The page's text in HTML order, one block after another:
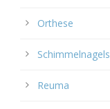
Orthese
Schimmelnagels
Reuma